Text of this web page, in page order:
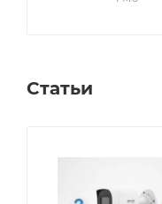
Статьи